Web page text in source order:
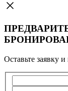
Оставьте заявку